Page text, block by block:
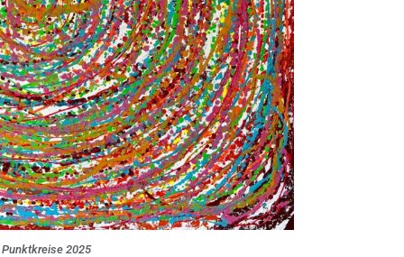
Punktkreise 2025